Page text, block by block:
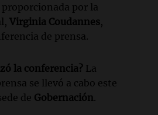
por la
Virginia Coudannes,
de prensa.
la conferencia? La
se llevó a cabo este
de Gobernación.